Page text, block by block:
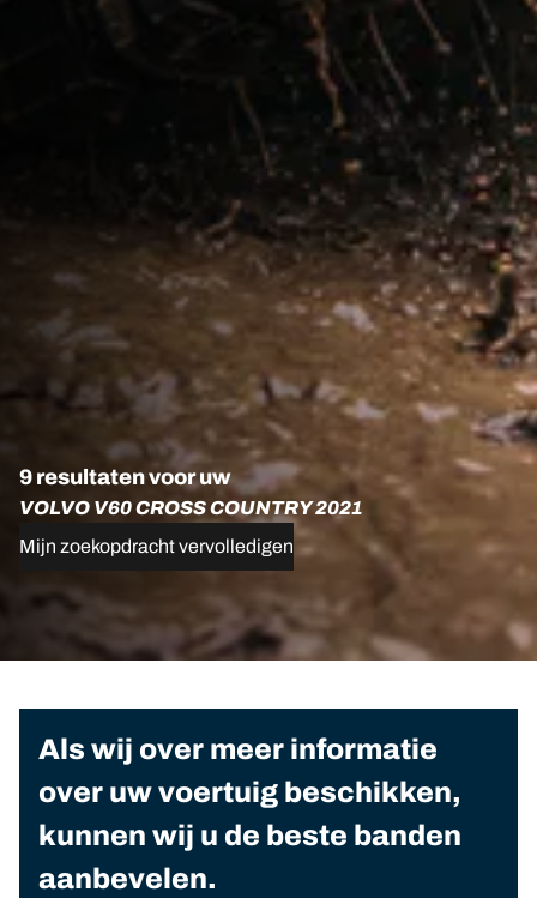
9 resultaten voor uw
VOLVO V60 CROSS COUNTRY 2021
Mijn zoekopdracht vervolledigen
Als wij over meer informatie
over uw voertuig beschikken,
kunnen wij u de beste banden
aanbevelen.